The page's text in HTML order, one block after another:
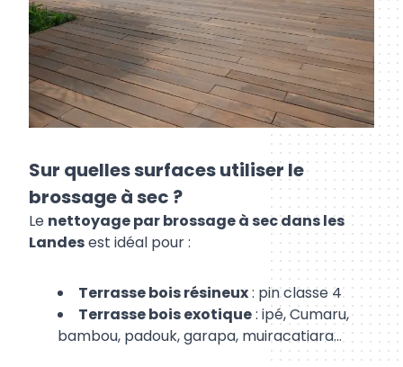
Sur quelles surfaces utiliser le
brossage à sec ?
Le nettoyage par brossage à sec dans les
Landesest idéal pour :
Terrasse bois résineux: pin classe 4
Terrasse bois exotique: ipé, Cumaru,
bambou, padouk, garapa, muiracatiara…